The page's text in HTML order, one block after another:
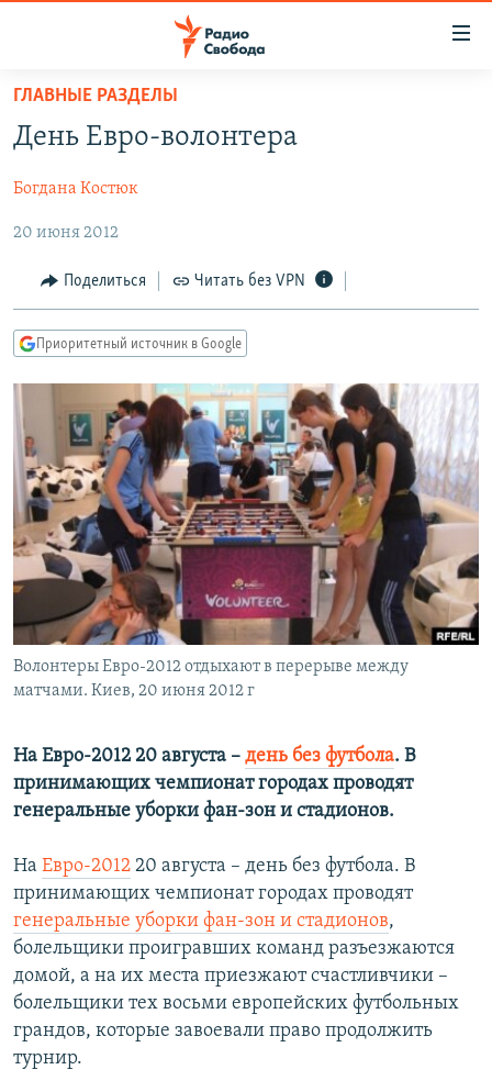
упрощенного
доступа
содержанию
Вернутся
главной
навигации
Вернутся
поиску
ПОДКАСТЫ
АВТОРСКИЕ ПРОЕКТЫ
ЦИТАТЫ СВОБОДЫ
МНЕНИЯ
КУЛЬТУРА
IDEL.РЕАЛИИ
КАВКАЗ.РЕАЛИИ
СЕВЕР.РЕАЛИИ
СИБИРЬ.РЕАЛИИ
РАСПИСАНИЕ ВЕЩАНИЯ
ПОДПИШИТЕСЬ НА РАССЫЛКУ
СОЦИАЛЬНЫЕ СЕТИ
Все сайты РСЕ/РС
ГЛАВНЫЕ РАЗДЕЛЫ
День Евро-волонтера
Богдана Костюк
20 июня 2012
Поделиться Читать без VPN
Приоритетный источник в Google
Волонтеры Евро-2012 отдыхают в перерыве между
матчами. Киев, 20 июня 2012 г
На Евро-2012 20 августа – день без футбола. В
принимающих чемпионат городах проводят
генеральные уборки фан-зон и стадионов.
На Евро-2012 20 августа – день без футбола. В
принимающих чемпионат городах проводят
генеральные уборки фан-зон и стадионов,
болельщики проигравших команд разъезжаются
домой, а на их места приезжают счастливчики –
болельщики тех восьми европейских футбольных
грандов, которые завоевали право продолжить
турнир.